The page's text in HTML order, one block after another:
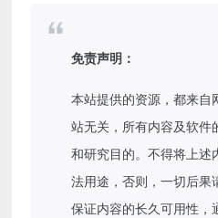
免责声明：
本站提供的资源，都来自
站无关，所有内容及软件
和研究目的。不得将上述
法用途，否则，一切后果
保证内容的长久可用性，